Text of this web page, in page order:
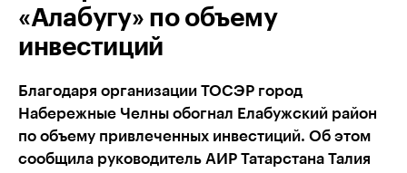
«Алабугу» по объему
инвестиций
Благодаря организации ТОСЭР город
Набережные Челны обогнал Елабужский район
по объему привлеченных инвестиций. Об этом
сообщила руководитель АИР Татарстана Талия